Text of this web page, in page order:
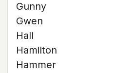
Gunny
Gwen
Hall
Hamilton
Hammer